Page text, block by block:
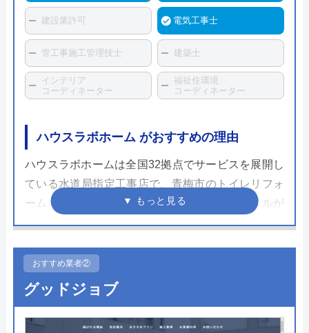
建設業許可 電気工事士
管工事施工管理技士 建築士
インテリア
コーディネーター
福祉住環境
コーディネーター
ハウスラボホーム がおすすめの理由
ハウスラボホームは全国32拠点でサービスを展開し
ている水道局指定工事店で、青梅市のトイレリフォ
ーム・交換にも対応しています。スタッフレベルが
高く、個人宅だけでなく企業実績も豊富なため安心
ホームページで表示されている価格は、商品代金・
工事費・処分費などすべてを含んだ最終金額となっ
ており、表示価格以外は一切かからないので安心で
おすすめ業者②
グッドジョブ